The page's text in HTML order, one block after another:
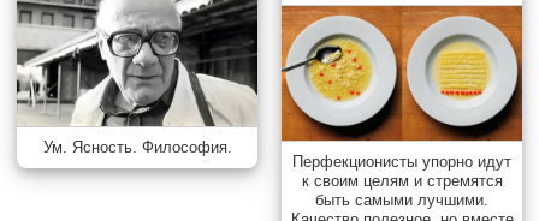
Ум. Ясность. Философия.
Перфекционисты упорно идут
к своим целям и стремятся
быть самыми лучшими.